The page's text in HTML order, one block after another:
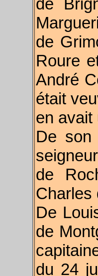
de
de
Roure
André
était
en avait
De son
de
Charles
De
de
du 24